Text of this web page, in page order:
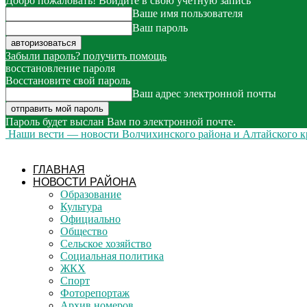
Ваше имя пользователя
Ваш пароль
Забыли пароль? получить помощь
восстановление пароля
Восстановите свой пароль
Ваш адрес электронной почты
Пароль будет выслан Вам по электронной почте.
Наши вести — новости Волчихинского района и Алтайского
ГЛАВНАЯ
НОВОСТИ РАЙОНА
Образование
Культура
Официально
Общество
Сельское хозяйство
Социальная политика
ЖКХ
Спорт
Фоторепортаж